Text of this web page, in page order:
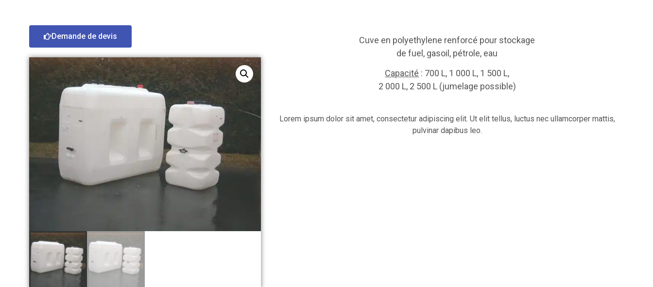
Demande de devis
Cuve en polyethylene renforcé pour stockage
de fuel, gasoil, pétrole, eau
Capacité : 700 L, 1 000 L, 1 500 L,
2 000 L, 2 500 L (jumelage possible)
Lorem ipsum dolor sit amet, consectetur adipiscing elit. Ut elit tellus, luctus nec ullamcorper mattis,
pulvinar dapibus leo.